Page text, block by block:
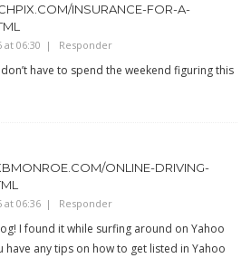
INSURANCE-FOR-A-
at 06:30 Responder
have to spend the weekend figuring this
ONLINE-DRIVING-
at 06:36 Responder
I found it while surfing around on Yahoo
have any tips on how to get listed in Yahoo